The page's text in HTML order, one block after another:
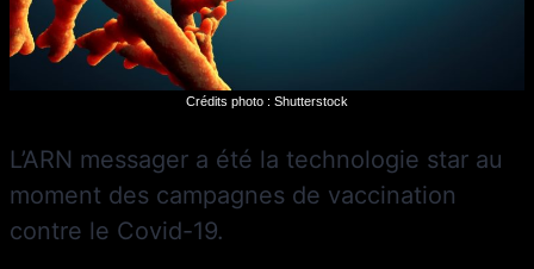
Crédits photo : Shutterstock
L’ARN messager a été la technologie star au
moment des campagnes de vaccination
contre le Covid-19.